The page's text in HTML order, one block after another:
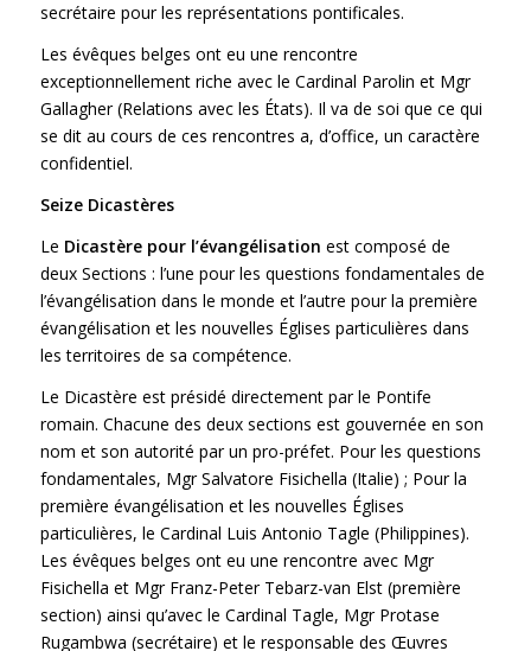
secrétaire pour les représentations pontificales.
Les évêques belges ont eu une rencontre
exceptionnellement riche avec le Cardinal Parolin et Mgr
Gallagher (Relations avec les États). Il va de soi que ce qui
se dit au cours de ces rencontres a, d’office, un caractère
confidentiel.
Seize Dicastères
Le Dicastère pour l’évangélisation est composé de
deux Sections : l’une pour les questions fondamentales de
l’évangélisation dans le monde et l’autre pour la première
évangélisation et les nouvelles Églises particulières dans
les territoires de sa compétence.
Le Dicastère est présidé directement par le Pontife
romain. Chacune des deux sections est gouvernée en son
nom et son autorité par un pro-préfet. Pour les questions
fondamentales, Mgr Salvatore Fisichella (Italie) ; Pour la
première évangélisation et les nouvelles Églises
particulières, le Cardinal Luis Antonio Tagle (Philippines).
Les évêques belges ont eu une rencontre avec Mgr
Fisichella et Mgr Franz-Peter Tebarz-van Elst (première
section) ainsi qu’avec le Cardinal Tagle, Mgr Protase
Rugambwa (secrétaire) et le responsable des Œuvres